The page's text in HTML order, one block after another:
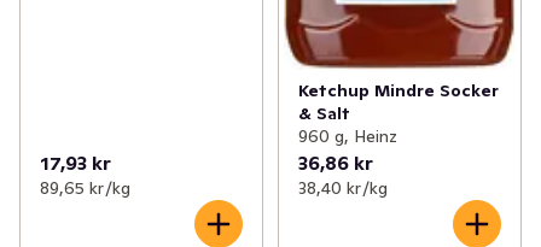
17,93 kr
89,65 kr /kg
Ketchup Mindre Socker
& Salt
960 g, Heinz
36,86 kr
38,40 kr /kg